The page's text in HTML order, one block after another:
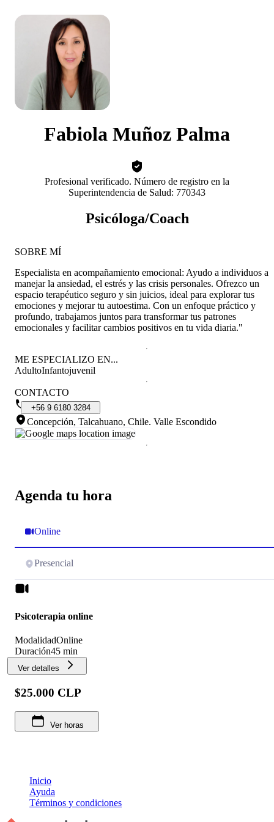
Fabiola Muñoz Palma
Profesional verificado. Número de registro en la
Superintendencia de Salud: 770343
Psicóloga/Coach
Agenda tu hora
Online
Presencial
Psicoterapia online
ModalidadOnline
Duración45 min
Ver detalles
$25.000 CLP
Ver horas
SOBRE MÍ
Especialista en acompañamiento emocional: Ayudo a individuos a
manejar la ansiedad, el estrés y las crisis personales. Ofrezco un
espacio terapéutico seguro y sin juicios, ideal para explorar tus
emociones y mejorar tu autoestima. Con un enfoque práctico y
profundo, trabajamos juntos para transformar tus patrones
emocionales y facilitar cambios positivos en tu vida diaria."
ME ESPECIALIZO EN...
AdultoInfantojuvenil
CONTACTO
+56 9 6180 3284
Concepción, Talcahuano, Chile. Valle Escondido
Inicio
Ayuda
Términos y condiciones